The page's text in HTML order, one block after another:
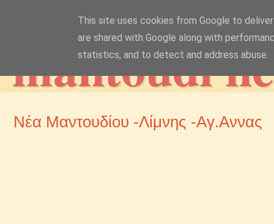
mantoudi
Νέα Μαντουδίου -Λίμνης -Αγ.Αννας
This site uses cookies from Google to
are shared with Google along with
statistics, and to detect and address abuse.